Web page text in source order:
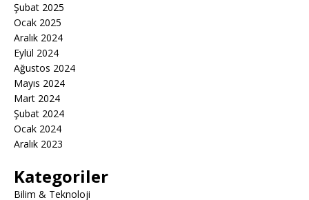
Şubat 2025
Ocak 2025
Aralık 2024
Eylül 2024
Ağustos 2024
Mayıs 2024
Mart 2024
Şubat 2024
Ocak 2024
Aralık 2023
Kategoriler
Bilim & Teknoloji